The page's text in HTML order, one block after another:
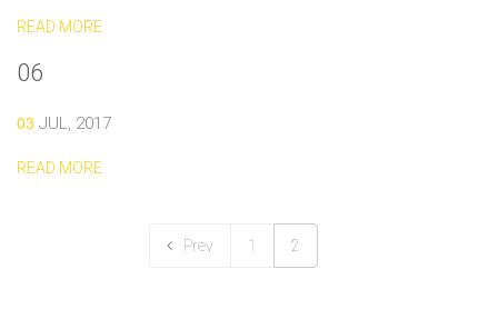
READ MORE
06
03 JUL, 2017
READ MORE
Prev 1 2